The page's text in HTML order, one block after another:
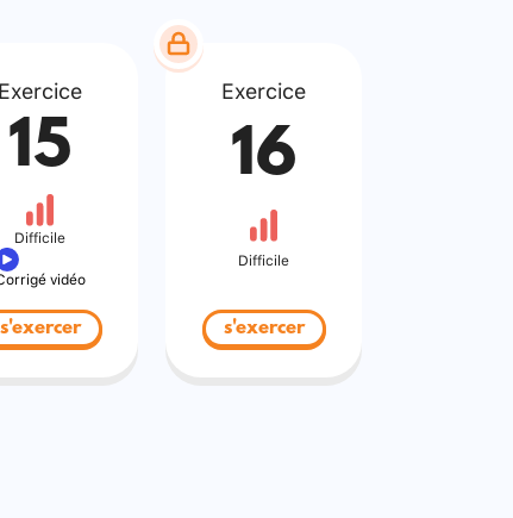
Exercice
15
Difficile
vidéo
s'exercer
Exercice
16
Difficile
s'exercer